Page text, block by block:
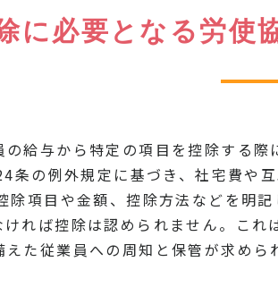
に必要となる労使
給与から特定の項目を控除する
条の例外規定に基づき、社宅費や
除項目や金額、控除方法などを明
れば控除は認められません。こ
た従業員への周知と保管が求めら